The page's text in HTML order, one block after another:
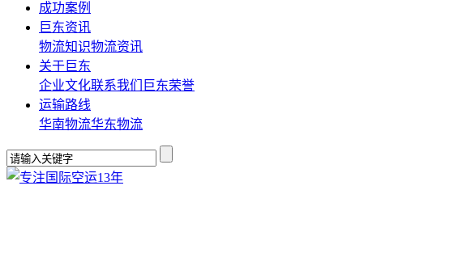
成功案例
巨东资讯
物流知识物流资讯
关于巨东
企业文化联系我们 巨东荣誉
运输路线
华南物流华东物流